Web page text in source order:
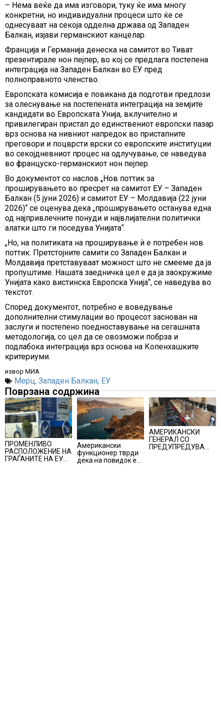
– Нема веќе да има изговори, туку ќе има многу
конкретни, но индивидуални процеси што ќе се
однесуваат на секоја одделна држава од Западен
Балкан, изјави германскиот канцелар.
Франција и Германија денеска на самитот во Тиват
презентирале нон пејпер, во кој се предлага постепена
интеграција на Западен Балкан во ЕУ пред
полноправното членство.
Европската комисија е повикана да подготви предлози
за олеснување на постепената интеграција на земјите
кандидати во Европската Унија, вклучително и
привилегиран пристап до единствениот европски пазар
врз основа на нивниот напредок во пристапните
преговори и поцврсти врски со европските институции
во секојдневниот процес на одлучување, се наведува
во француско-германскиот нон пејпер.
Во документот со наслов „Нов поттик за
проширувањето во пресрет на самитот ЕУ – Западен
Балкан (5 јуни 2026) и самитот ЕУ – Молдавија (22 јуни
2026)“ се оценува дека „проширувањето останува една
од најпривлечните понуди и највлијателни политички
алатки што ги поседува Унијата“.
„Но, на политиката на проширување ѝ е потребен нов
поттик. Претстојните самити со Западен Балкан и
Молдавија претставуваат можност што не смееме да ја
пропуштиме. Нашата заедничка цел е да ја заокружиме
Унијата како вистинска Европска Унија“, се наведува во
текстот.
Според документот, потребно е воведување
дополнителни стимулации во процесот заснован на
заслуги и постепено поедноставување на сегашната
методологија, со цел да се овозможи побрза и
подлабока интеграција врз основа на Копенхашките
критериуми.
извор МИА
Мерц, Западен Балкан, ЕУ
Поврзана содржина
ПРОМЕНЛИВО
РАСПОЛОЖЕНИЕ НА
ГРАЃАНИТЕ НА ЕУ
Американски
функционер тврди
дека на повидок е
АМЕРИКАНСКИ
ГЕНЕРАЛ СО
ПРЕДУПРЕДУВАЊЕ